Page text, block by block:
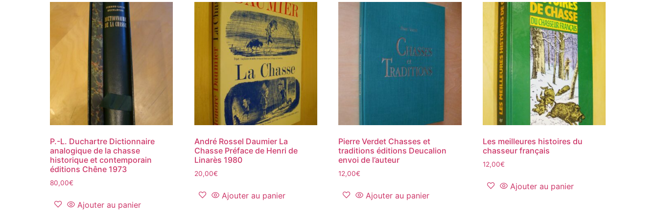
P.-L. Duchartre Dictionnaire
analogique de la chasse
historique et contemporain
éditions Chêne 1973
80,00€
Ajouter au panier
André Rossel Daumier La
Chasse Préface de Henri de
Linarès 1980
20,00€
Ajouter au panier
Pierre Verdet Chasses et
traditions éditions Deucalion
envoi de l’auteur
12,00€
Ajouter au panier
Les meilleures histoires du
chasseur français
12,00€
Ajouter au panier